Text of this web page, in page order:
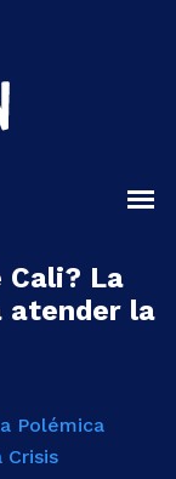
Cali? La
atender la
Polémica
Crisis